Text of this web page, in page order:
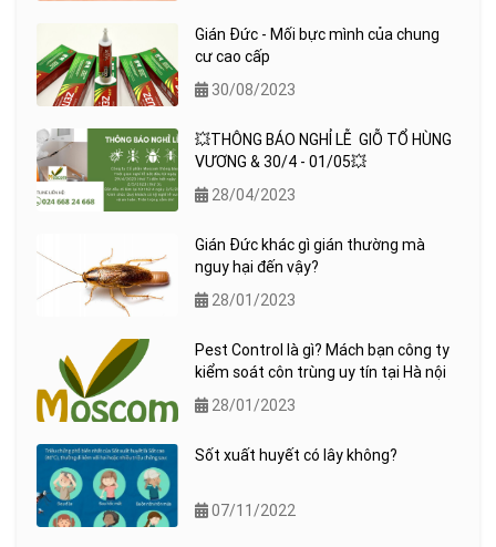
Gián Đức - Mối bực mình của chung
cư cao cấp
30/08/2023
💥THÔNG BÁO NGHỈ LỄ GIỖ TỔ HÙNG
VƯƠNG & 30/4 - 01/05💥
28/04/2023
Gián Đức khác gì gián thường mà
nguy hại đến vậy?
28/01/2023
Pest Control là gì? Mách bạn công ty
kiểm soát côn trùng uy tín tại Hà nội
28/01/2023
Sốt xuất huyết có lây không?
07/11/2022